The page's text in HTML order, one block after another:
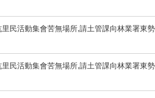
民活動集會苦無場所,請土管課向林業署東
民活動集會苦無場所,請土管課向林業署東